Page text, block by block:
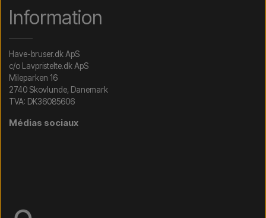
Information
Have-bruser.dk ApS
c/o Lavpristelte.dk ApS
Mileparken 16
2740 Skovlunde, Danemark
TVA: DK36085606
Médias sociaux